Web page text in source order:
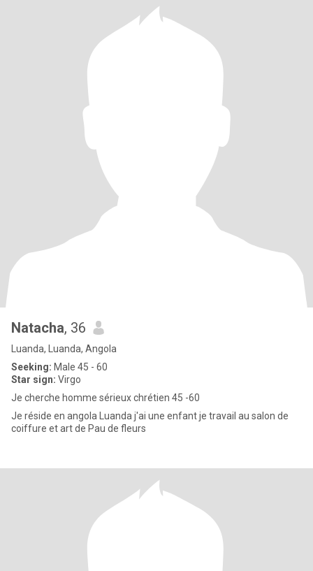
Natacha, 36
Luanda, Luanda, Angola
Seeking: Male 45 - 60
Star sign: Virgo
Je cherche homme sérieux chrétien 45 -60
Je réside en angola Luanda j'ai une enfant je travail au salon de
coiffure et art de Pau de fleurs